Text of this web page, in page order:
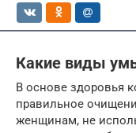
Какие виды
В основе здоровья
правильное
женщинам, не